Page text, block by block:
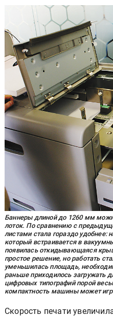
Баннеры длиной до 1260 мм
лоток. По сравнению с
листами стала гораздо удобнее:
который встраивается в
появилась откидывающаяся
простое решение, но работать
уменьшилась площадь,
раньше приходилось загружать
цифровых типографий порой
компактность машины может
Скорость печати